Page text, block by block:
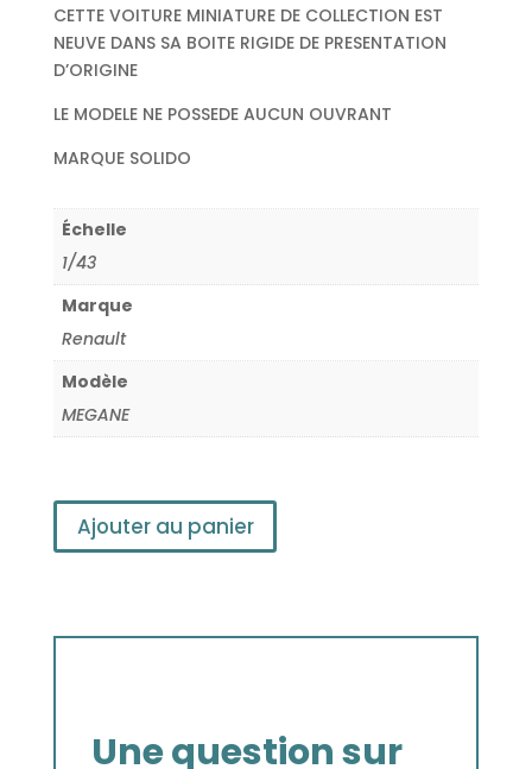
CETTE VOITURE MINIATURE DE COLLECTION EST
NEUVE DANS SA BOITE RIGIDE DE PRESENTATION
D’ORIGINE
LE MODELE NE POSSEDE AUCUN OUVRANT
MARQUE SOLIDO
Échelle
1/43
Marque
Renault
Modèle
MEGANE
Ajouter au panier
Une question sur